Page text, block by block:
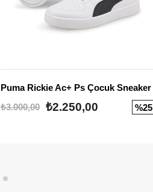
Puma Rickie Ac+ Ps Çocuk Sneaker
₺3.000,00 ₺2.250,00 %25